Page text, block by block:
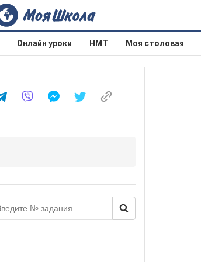
Онлайн уроки НМТ Моя столовая